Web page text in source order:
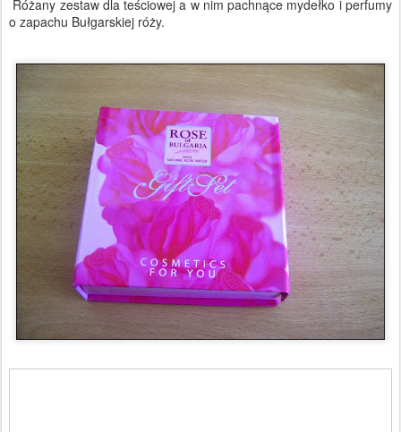
Różany zestaw dla teściowej a w nim pachnące mydełko i perfumy
o zapachu Bułgarskiej róży.